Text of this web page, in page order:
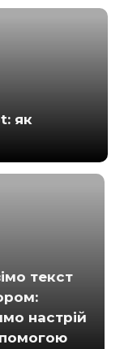
як
текст
настрій